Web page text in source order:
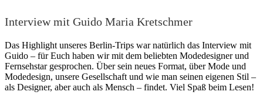
Interview mit Guido Maria Kretschmer
Das Highlight unseres Berlin-Trips war natürlich das Interview mit
Guido – für Euch haben wir mit dem beliebten Modedesigner und
Fernsehstar gesprochen. Über sein neues Format, über Mode und
Modedesign, unsere Gesellschaft und wie man seinen eigenen Stil –
als Designer, aber auch als Mensch – findet. Viel Spaß beim Lesen!